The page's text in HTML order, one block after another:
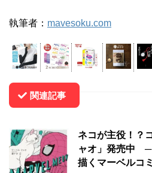
執筆者： mavesoku.com
関連記事
ネコが主役！？
ャオ」発売中
描くマーベルコ